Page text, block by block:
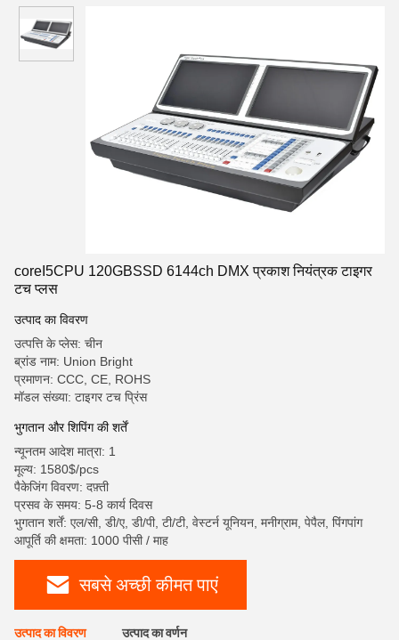
coreI5CPU 120GBSSD 6144ch DMX प्रकाश नियंत्रक टाइगर
टच प्लस
उत्पाद का विवरण
उत्पत्ति के प्लेस: चीन
ब्रांड नाम: Union Bright
प्रमाणन: CCC, CE, ROHS
मॉडल संख्या: टाइगर टच प्रिंस
भुगतान और शिपिंग की शर्तें
न्यूनतम आदेश मात्रा: 1
मूल्य: 1580$/pcs
पैकेजिंग विवरण: दफ़्ती
प्रसव के समय: 5-8 कार्य दिवस
भुगतान शर्तें: एल/सी, डी/ए, डी/पी, टी/टी, वेस्टर्न यूनियन, मनीग्राम, पेपैल, पिंगपांग
आपूर्ति की क्षमता: 1000 पीसी / माह
सबसे अच्छी कीमत पाएं
उत्पाद का विवरण उत्पाद का वर्णन